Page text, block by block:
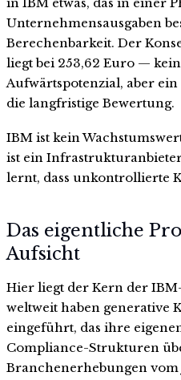
Unternehmensausgaben
Berechenbarkeit. Der
liegt bei 253,62 Euro — kein
Aufwärtspotenzial, aber
die langfristige Bewertung.
IBM ist kein
ist ein
lernt, dass unkontrollierte
Das eigentliche
Aufsicht
Hier liegt der Kern der
weltweit haben generative
eingeführt, das ihre
Compliance-Strukturen
Branchenerhebungen vom